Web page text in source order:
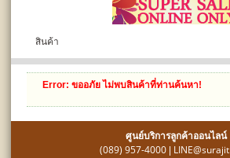
สินค้า
Error: ขออภัย ไม่พบสินค้าที่ท่านค้นหา!
ศูนย์บริการลูกค้าออนไลน์
(089) 957-4000|